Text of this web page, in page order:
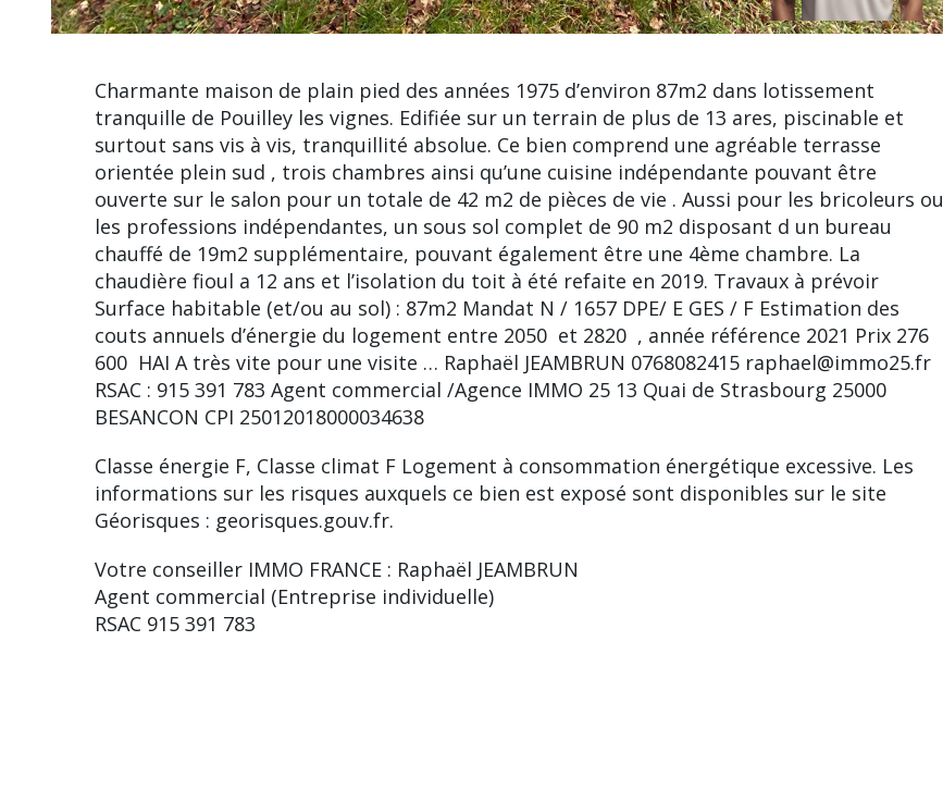
Charmante maison de plain pied des années 1975 d’environ 87m2 dans lotissement
tranquille de Pouilley les vignes. Edifiée sur un terrain de plus de 13 ares, piscinable et
surtout sans vis à vis, tranquillité absolue. Ce bien comprend une agréable terrasse
orientée plein sud , trois chambres ainsi qu’une cuisine indépendante pouvant être
ouverte sur le salon pour un totale de 42 m2 de pièces de vie . Aussi pour les bricoleurs ou
les professions indépendantes, un sous sol complet de 90 m2 disposant d un bureau
chauffé de 19m2 supplémentaire, pouvant également être une 4ème chambre. La
chaudière fioul a 12 ans et l’isolation du toit à été refaite en 2019. Travaux à prévoir
Surface habitable (et/ou au sol) : 87m2 Mandat N / 1657 DPE/ E GES / F Estimation des
couts annuels d’énergie du logement entre 2050  et 2820  , année référence 2021 Prix 276
600  HAI A très vite pour une visite … Raphaël JEAMBRUN 0768082415 raphael@immo25.fr
RSAC : 915 391 783 Agent commercial /Agence IMMO 25 13 Quai de Strasbourg 25000
BESANCON CPI 25012018000034638
Classe énergie F, Classe climat F Logement à consommation énergétique excessive. Les
informations sur les risques auxquels ce bien est exposé sont disponibles sur le site
Géorisques : georisques.gouv.fr.
Votre conseiller IMMO FRANCE : Raphaël JEAMBRUN
Agent commercial (Entreprise individuelle)
RSAC 915 391 783